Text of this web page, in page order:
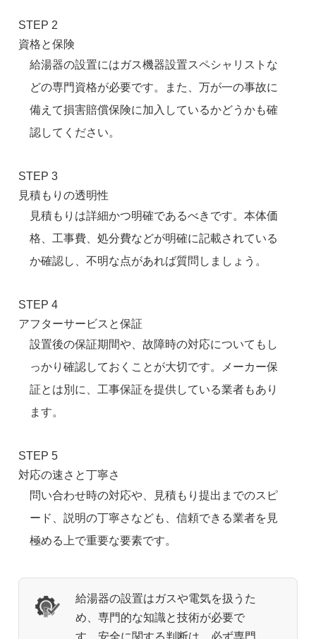
STEP 2
資格と保険
給湯器の設置にはガス機器設置スペシャリストな
どの専門資格が必要です。また、万が一の事故に
備えて損害賠償保険に加入しているかどうかも確
認してください。
STEP 3
見積もりの透明性
見積もりは詳細かつ明確であるべきです。本体価
格、工事費、処分費などが明確に記載されている
か確認し、不明な点があれば質問しましょう。
STEP 4
アフターサービスと保証
設置後の保証期間や、故障時の対応についてもし
っかり確認しておくことが大切です。メーカー保
証とは別に、工事保証を提供している業者もあり
ます。
STEP 5
対応の速さと丁寧さ
問い合わせ時の対応や、見積もり提出までのスピ
ード、説明の丁寧さなども、信頼できる業者を見
極める上で重要な要素です。
給湯器の設置はガスや電気を扱うた
め、専門的な知識と技術が必要で